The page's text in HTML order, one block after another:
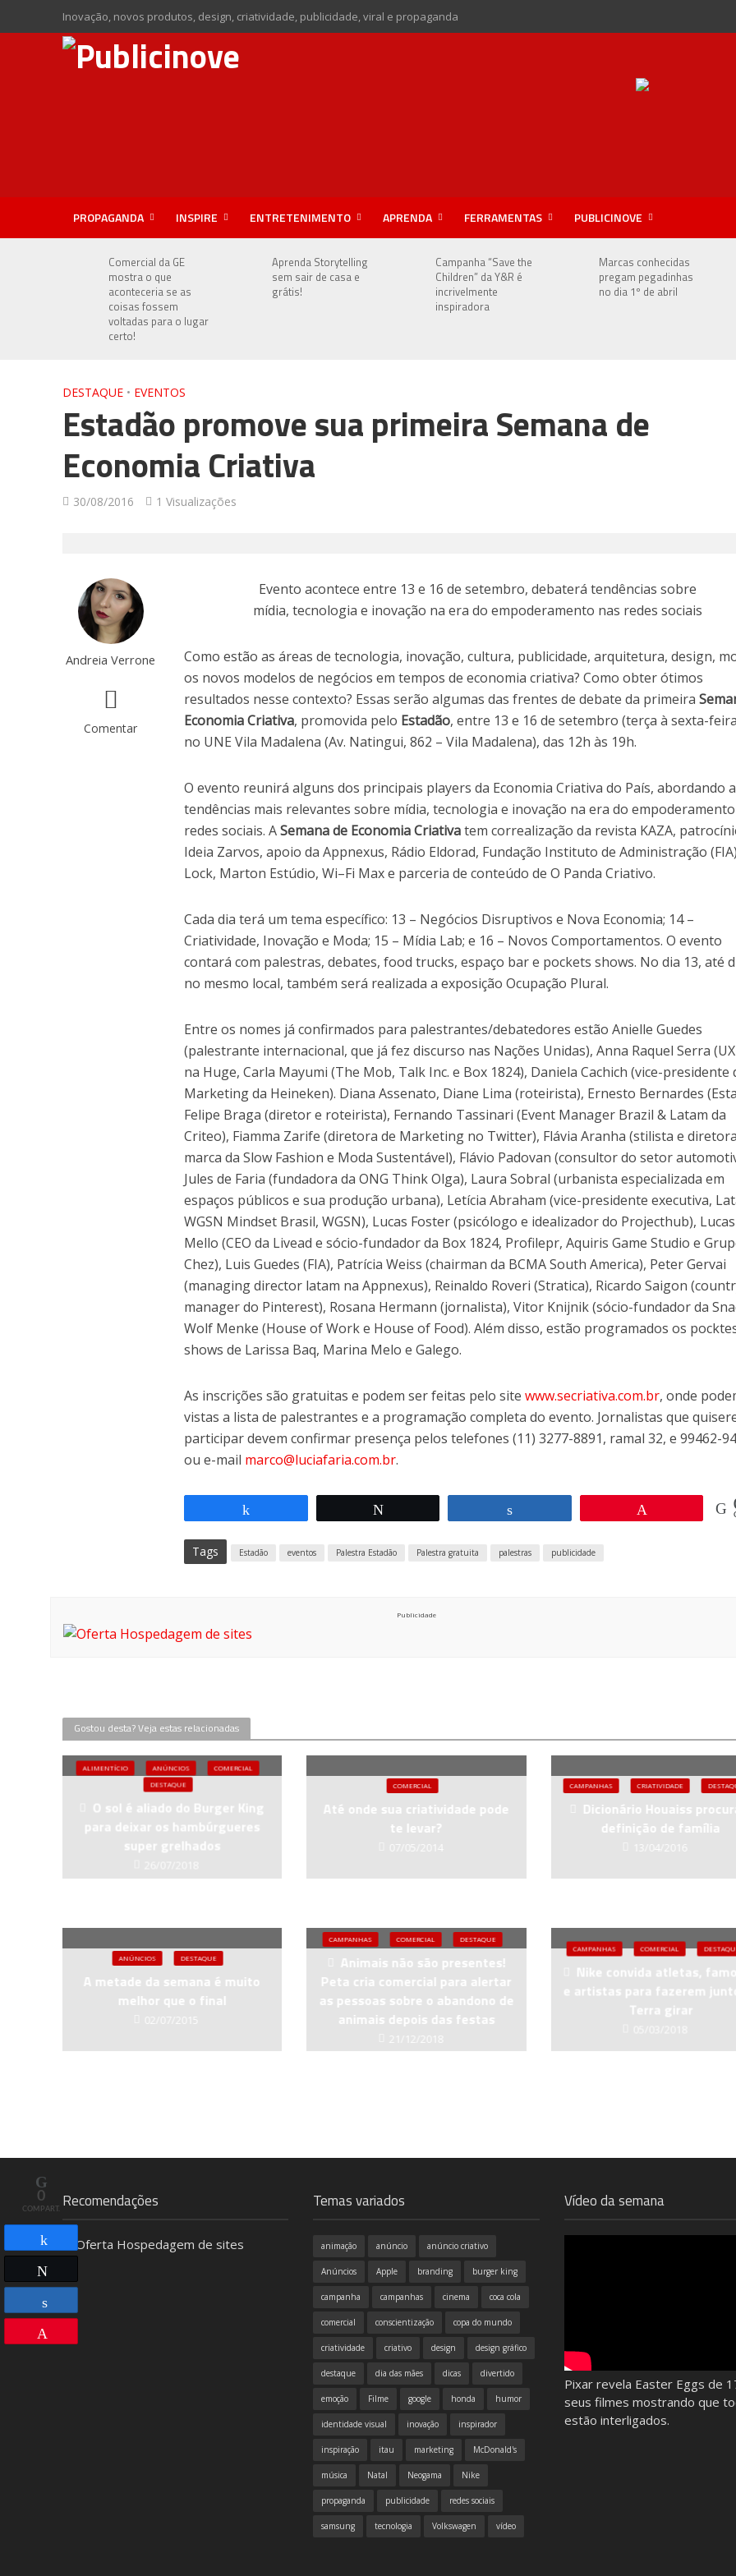
Inovação, novos produtos, design, criatividade, publicidade, viral e propaganda
PROPAGANDA INSPIRE ENTRETENIMENTO APRENDA FERRAMENTAS PUBLICINOVE
Comercial da GE
mostra o que
aconteceria se as
coisas fossem
voltadas para o lugar
certo!
Aprenda Storytelling
sem sair de casa e
grátis!
Campanha “Save the
Children” da Y&R é
incrivelmente
inspiradora
Marcas conhecidas
pregam pegadinhas
no dia 1º de abril
DESTAQUE • EVENTOS
Estadão promove sua primeira Semana de
Economia Criativa
30/08/2016 1 Visualizações
Andreia Verrone
Comentar
Evento acontece entre 13 e 16 de setembro, debaterá tendências sobre
mídia, tecnologia e inovação na era do empoderamento nas redes sociais
Como estão as áreas de tecnologia, inovação, cultura, publicidade, arquitetura, design,
os novos modelos de negócios em tempos de economia criativa? Como obter ótimos
resultados nesse contexto? Essas serão algumas das frentes de debate da primeira
Economia Criativa, promovida pelo Estadão, entre 13 e 16 de setembro (terça à sexta-
no UNE Vila Madalena (Av. Natingui, 862 – Vila Madalena), das 12h às 19h.
O evento reunirá alguns dos principais players da Economia Criativa do País, abordando
tendências mais relevantes sobre mídia, tecnologia e inovação na era do
redes sociais. ASemana de Economia Criativatem correalização da revista KAZA,
Ideia Zarvos, apoio da Appnexus, Rádio Eldorad, Fundação Instituto de Administração
Lock, Marton Estúdio, Wi–Fi Max e parceria de conteúdo de O Panda Criativo.
Cada dia terá um tema específico: 13 – Negócios Disruptivos e Nova Economia; 14 –
Criatividade, Inovação e Moda; 15 – Mídia Lab; e 16 – Novos Comportamentos. O evento
contará com palestras, debates, food trucks, espaço bar e pockets shows. No dia 13, até
no mesmo local, também será realizada a exposição Ocupação Plural.
Entre os nomes já confirmados para palestrantes/debatedores estão Anielle Guedes
(palestrante internacional, que já fez discurso nas Nações Unidas), Anna Raquel Serra
na Huge, Carla Mayumi (The Mob, Talk Inc. e Box 1824), Daniela Cachich (vice-presidente
Marketing da Heineken). Diana Assenato, Diane Lima (roteirista), Ernesto Bernardes
Felipe Braga (diretor e roteirista), Fernando Tassinari (Event Manager Brazil & Latam da
Criteo), Fiamma Zarife (diretora de Marketing no Twitter), Flávia Aranha (stilista e
marca da Slow Fashion e Moda Sustentável), Flávio Padovan (consultor do setor
Jules de Faria (fundadora da ONG Think Olga), Laura Sobral (urbanista especializada em
espaços públicos e sua produção urbana), Letícia Abraham (vice-presidente executiva,
WGSN Mindset Brasil, WGSN), Lucas Foster (psicólogo e idealizador do Projecthub), Lucas
Mello (CEO da Livead e sócio-fundador da Box 1824, Profilepr, Aquiris Game Studio e
Chez), Luis Guedes (FIA), Patrícia Weiss (chairman da BCMA South America), Peter Gervai
(managing director latam na Appnexus), Reinaldo Roveri (Stratica), Ricardo Saigon
manager do Pinterest), Rosana Hermann (jornalista), Vitor Knijnik (sócio-fundador da
Wolf Menke (House of Work e House of Food). Além disso, estão programados os
shows de Larissa Baq, Marina Melo e Galego.
As inscrições são gratuitas e podem ser feitas pelo sitewww.secriativa.com.br, onde
vistas a lista de palestrantes e a programação completa do evento. Jornalistas que
participar devem confirmar presença pelos telefones (11) 3277-8891, ramal 32, e 99462-
ou e-mail marco@luciafaria.com.br.
Tags Estadão eventos Palestra Estadão Palestra gratuita palestras publicidade
Publicidade
Gostou desta? Veja estas relacionadas
ALIMENTÍCIO ANÚNCIOS
COMERCIAL
DESTAQUE
O sol é aliado do Burger King
para deixar os hambúrgueres
super grelhados
COMERCIAL
Até onde sua criatividade pode
te levar?
07/05/2014
CAMPANHAS CRIATIVIDADE
Dicionário Houaiss
definição de família
13/04/2016
ANÚNCIOS DESTAQUE
A metade da semana é muito
melhor que o final
02/07/2015
CAMPANHAS COMERCIAL DESTAQUE
Animais não são presentes!
Peta cria comercial para alertar
as pessoas sobre o abandono de
animais depois das festas
21/12/2018
CAMPANHAS COMERCIAL
Nike convida atletas,
e artistas para fazerem
Terra girar
Recomendações Temas variados
animação anúncio anúncio criativo
Anúncios Apple branding burger king
campanha campanhas cinema coca cola
comercial conscientização copa do mundo
criatividade criativo design design gráfico
destaque dia das mães dicas divertido
emoção Filme google honda humor
identidade visual inovação inspirador
inspiração itau marketing McDonald's
música Natal Neogama Nike
propaganda publicidade redes sociais
samsung tecnologia Volkswagen vídeo
Vídeo da semana
Pixar revela Easter Eggs de
seus filmes mostrando que
estão interligados.
0
COMPART.
Compartilhar
Compartilhar